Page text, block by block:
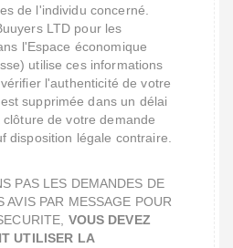
de l'individu concerné.
LTD pour les
l'Espace économique
utilise ces informations
l'authenticité de votre
supprimée dans un délai
de votre demande
disposition légale contraire.
PAS LES DEMANDES DE
AVIS PAR MESSAGE POUR
VOUS DEVEZ
UTILISER LA